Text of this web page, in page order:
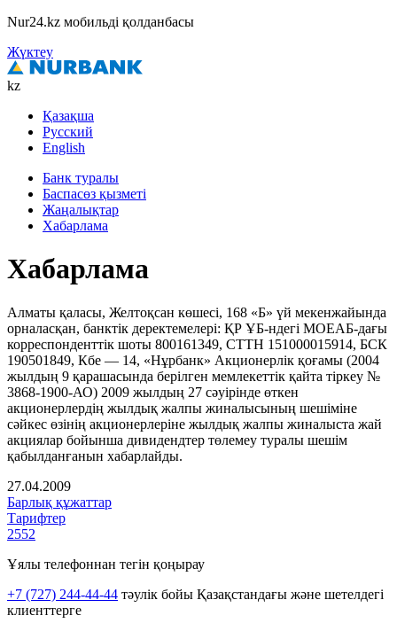
Nur24.kz мобильді қолданбасы
Жүктеу
kz
Қазақша
Русский
English
Банк туралы
Баспасөз қызметі
Жаңалықтар
Хабарлама
Хабарлама
Алматы қаласы, Желтоқсан көшесі, 168 «Б» үй мекенжайында
орналасқан, банктік деректемелері: ҚР ҰБ-ндегі МОЕАБ-дағы
корреспонденттік шоты 800161349, СТТН 151000015914, БСК
190501849, Кбе — 14, «Нұрбанк» Акционерлік қоғамы (2004
жылдың 9 қарашасында берілген мемлекеттік қайта тіркеу №
3868-1900-АО) 2009 жылдың 27 сәуірінде өткен
акционерлердің жылдық жалпы жиналысының шешіміне
сәйкес өзінің акционерлеріне жылдық жалпы жиналыста жай
акциялар бойынша дивидендтер төлемеу туралы шешім
қабылданғанын хабарлайды.
27.04.2009
Барлық құжаттар
Тарифтер
2552
Ұялы телефоннан тегін қоңырау
+7 (727) 244-44-44 тәулік бойы Қазақстандағы және шетелдегі
клиенттерге